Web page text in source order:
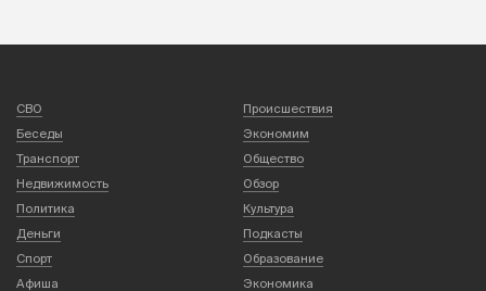
СВО
Происшествия
Беседы
Экономим
Транспорт
Общество
Недвижимость
Обзор
Политика
Культура
Деньги
Подкасты
Спорт
Образование
Афиша
Экономика